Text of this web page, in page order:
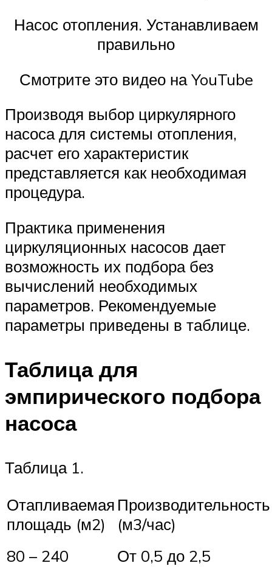
Насос отопления. Устанавливаем
правильно
Смотрите это видео на YouTube
Производя выбор циркулярного
насоса для системы отопления,
расчет его характеристик
представляется как необходимая
процедура.
Практика применения
циркуляционных насосов дает
возможность их подбора без
вычислений необходимых
параметров. Рекомендуемые
параметры приведены в таблице.
Таблица для
эмпирического подбора
насоса
Таблица 1.
Отапливаемая
площадь (м2)
Производительность
(м3/час)
80 – 240
От 0,5 до 2,5